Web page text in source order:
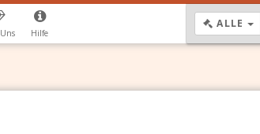
Hilfe
ALLE